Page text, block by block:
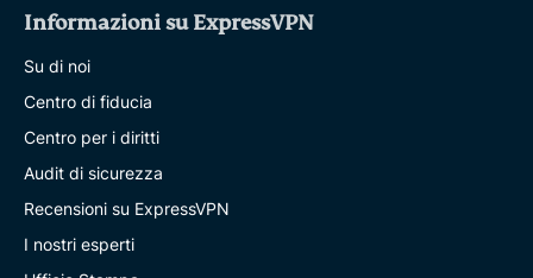
Informazioni su ExpressVPN
Su di noi
Centro di fiducia
Centro per i diritti
Audit di sicurezza
Recensioni su ExpressVPN
I nostri esperti